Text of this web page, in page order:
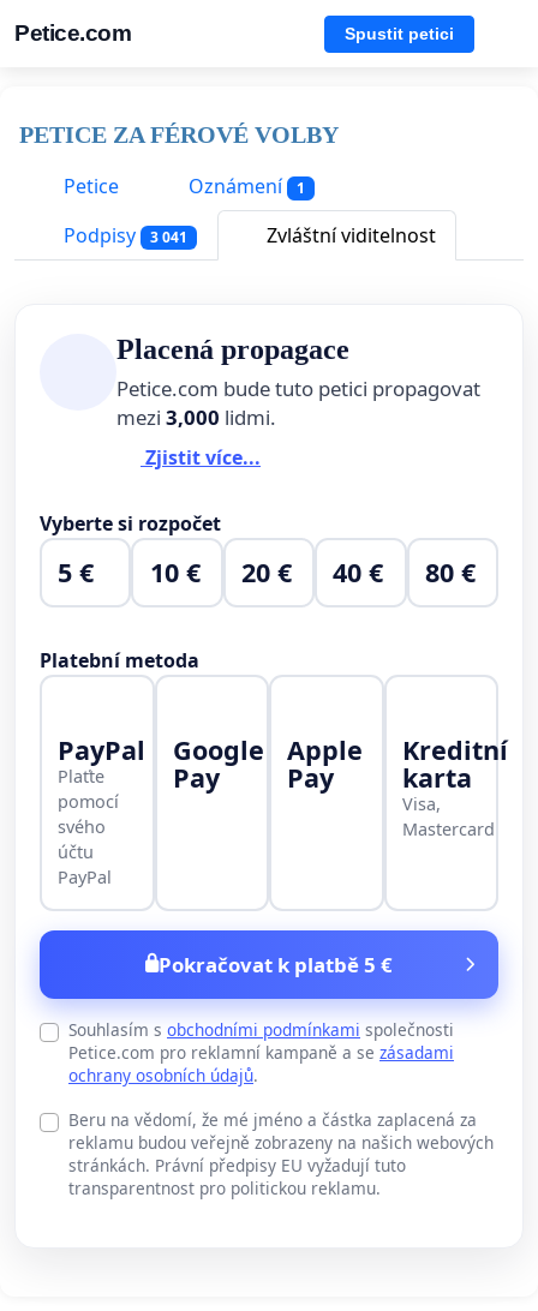
Petice.com Spustit petici
PETICE ZA FÉROVÉ VOLBY
Petice
Oznámení 1
Podpisy 3 041 Zvláštní viditelnost
Placená propagace
Petice.com bude tuto petici propagovat
mezi 3,000 lidmi.
Zjistit více...
Vyberte si rozpočet
5 € 10 € 20 € 40 € 80 €
Platební metoda
PayPal
Plaťte
pomocí
svého
účtu
PayPal
Google
Pay
Apple
Pay
Kreditní
karta
Visa,
Mastercard
Pokračovat k platbě 5 €
Souhlasím s obchodními podmínkami společnosti
Petice.com pro reklamní kampaně a se zásadami
ochrany osobních údajů.
Beru na vědomí, že mé jméno a částka zaplacená za
reklamu budou veřejně zobrazeny na našich webových
stránkách. Právní předpisy EU vyžadují tuto
transparentnost pro politickou reklamu.